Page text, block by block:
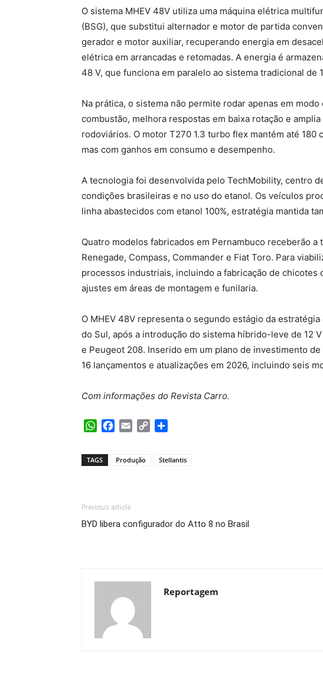
O sistema MHEV 48V utiliza uma máquina elétrica
(BSG), que substitui alternador e motor de partida
gerador e motor auxiliar, recuperando energia em
elétrica em arrancadas e retomadas. A energia é
48 V, que funciona em paralelo ao sistema tradicional de
Na prática, o sistema não permite rodar apenas em
combustão, melhora respostas em baixa rotação e
rodoviários. O motor T270 1.3 turbo flex mantém até 180
mas com ganhos em consumo e desempenho.
A tecnologia foi desenvolvida pelo TechMobility, centro
condições brasileiras e no uso do etanol. Os veículos
linha abastecidos com etanol 100%, estratégia mantida
Quatro modelos fabricados em Pernambuco receberão
Renegade, Compass, Commander e Fiat Toro. Para
processos industriais, incluindo a fabricação de chicotes
ajustes em áreas de montagem e funilaria.
O MHEV 48V representa o segundo estágio da
do Sul, após a introdução do sistema híbrido-leve de 12
e Peugeot 208. Inserido em um plano de investimento
16 lançamentos e atualizações em 2026, incluindo seis
Com informações do Revista Carro.
WhatsApp
Facebook
Email Copy
TAGS Produção Stellantis
Previous article
BYD libera configurador do Atto 8 no Brasil
Reportagem